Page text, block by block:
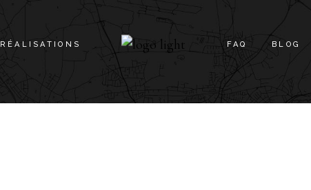
RÉALISATIONS FAQ BLOG